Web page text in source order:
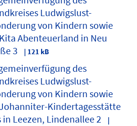
Ludwigslust-
von Kindern sowie
Abenteuerland in Neu
3
| 121 kB
des
Ludwigslust-
von Kindern sowie
Kindertagesstätte
Leezen, Lindenallee 2
|